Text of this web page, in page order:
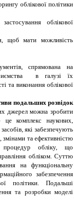
облікової політики
облікової
щоб мати можливість
спрямована на
в галузі їх
та виконання облікової
подальших розвідок
джерел можна зробити
це комплекс наукових,
які забезпечують
змінами та ефективністю
процедур обліку, що
обліком. Суттю
на функціональну
забезпечення
політики. Подальші
та розробки моделі